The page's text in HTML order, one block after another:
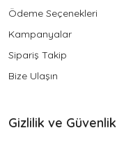
Ödeme Seçenekleri
Kampanyalar
Sipariş Takip
Bize Ulaşın
Gizlilik ve Güvenlik